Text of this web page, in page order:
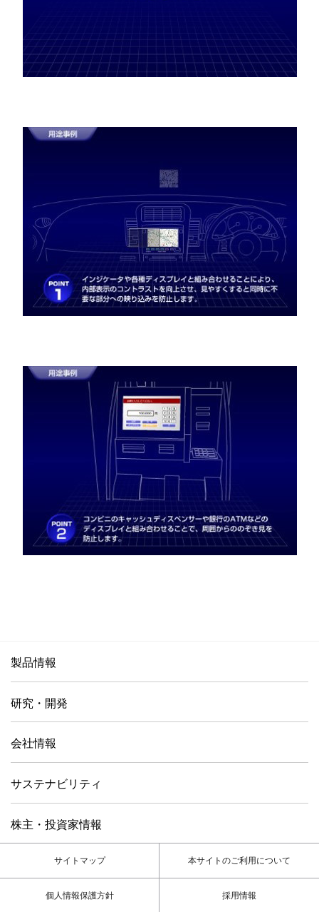
製品情報
研究・開発
会社情報
サステナビリティ
株主・投資家情報
サイトマップ 本サイトのご利用について
個人情報保護方針 採用情報